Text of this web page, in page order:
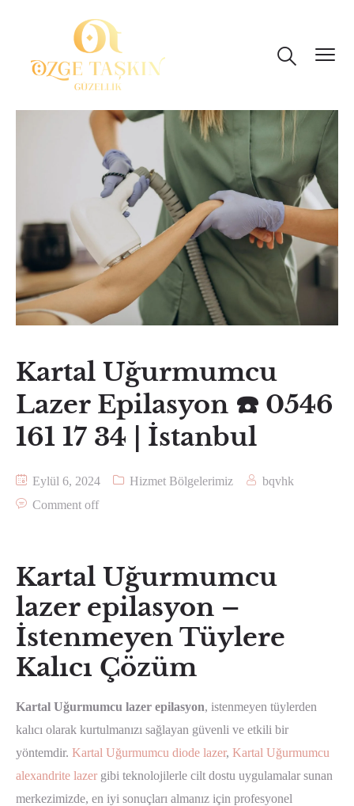
Kartal Uğurmumcu
Lazer Epilasyon ☎️ 0546
161 17 34 | İstanbul
Eylül 6, 2024 Hizmet Bölgelerimiz
bqvhk
Comment off
Kartal Uğurmumcu
lazer epilasyon –
İstenmeyen Tüylere
Kalıcı Çözüm
Kartal Uğurmumcu lazer epilasyon, istenmeyen tüylerden
kalıcı olarak kurtulmanızı sağlayan güvenli ve etkili bir
yöntemdir. Kartal Uğurmumcu diode lazer, Kartal Uğurmumcu
alexandrite lazer gibi teknolojilerle cilt dostu uygulamalar sunan
merkezimizde, en iyi sonuçları almanız için profesyonel